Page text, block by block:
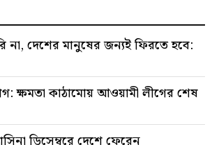
না, দেশের মানুষের জন্যই ফিরতে হবে:
ক্ষমতা কাঠামোয় আওয়ামী লীগের শেষ